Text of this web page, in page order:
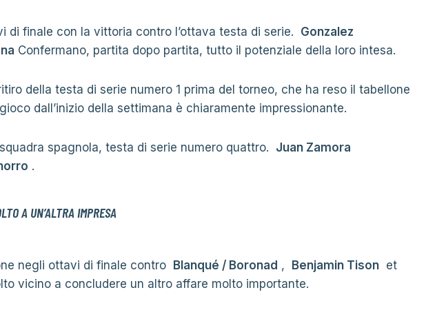
di finale con la vittoria contro l’ottava testa di serie. Gonzalez
Confermano, partita dopo partita, tutto il potenziale della loro intesa.
della testa di serie numero 1 prima del torneo, che ha reso il tabellone
dall’inizio della settimana è chiaramente impressionante.
spagnola, testa di serie numero quattro. Juan Zamora
.
A UN’ALTRA IMPRESA
negli ottavi di finale contro Blanqué / Boronad , Benjamin Tison et
vicino a concludere un altro affare molto importante.